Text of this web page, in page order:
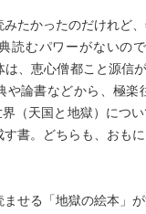
みたかったのだけれど
読むパワーがないの
は、恵心僧都こと源信
や論書などから、極
界（天国と地獄）につ
書。どちらも、おも
ませる「地獄の絵本」